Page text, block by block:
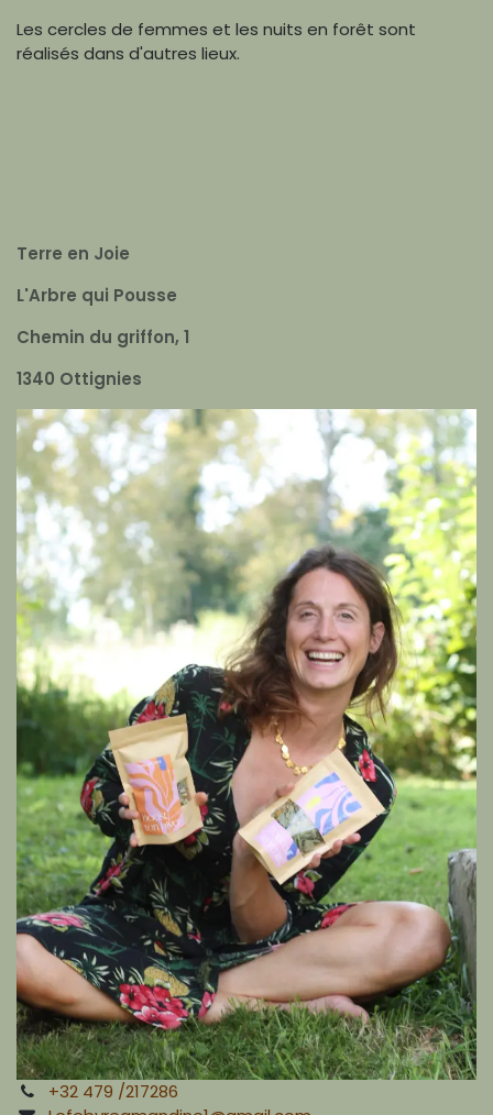
Les cercles de femmes et les nuits en forêt sont
réalisés dans d'autres lieux.
Terre en Joie
L'Arbre qui Pousse
Chemin du griffon, 1
1340 Ottignies
+32 479 /217286